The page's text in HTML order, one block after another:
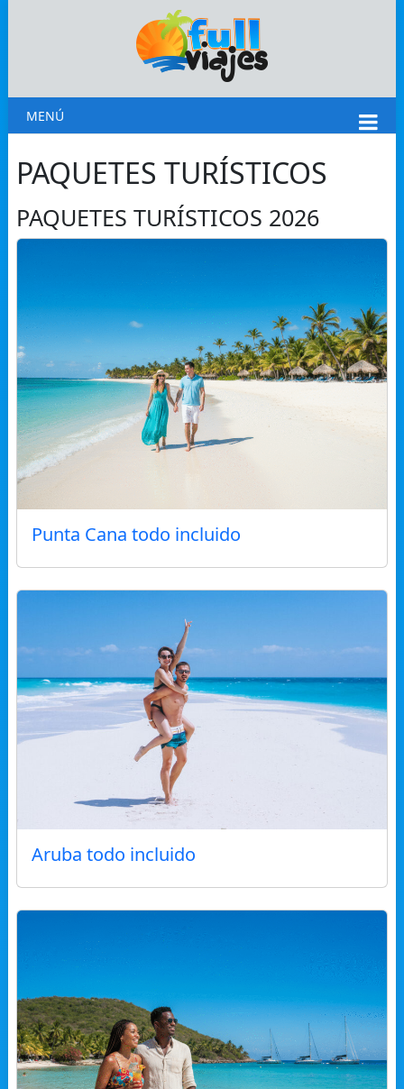
MENÚ
PAQUETES TURÍSTICOS
PAQUETES TURÍSTICOS 2026
Punta Cana todo incluido
Aruba todo incluido